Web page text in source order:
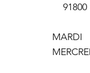
91800